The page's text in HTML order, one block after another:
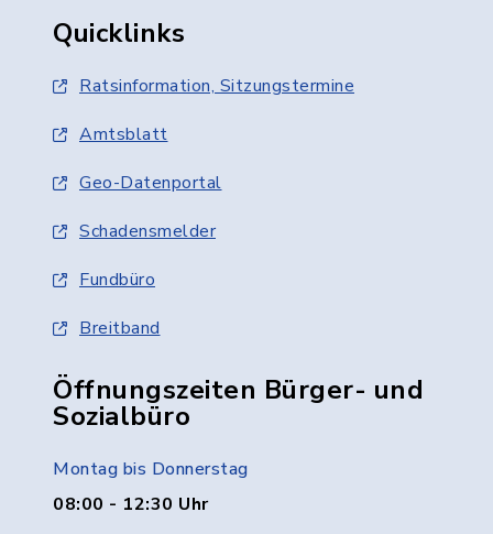
Quicklinks
Ratsinformation, Sitzungstermine
Amtsblatt
Geo-Datenportal
Schadensmelder
Fundbüro
Breitband
Öffnungszeiten Bürger- und
Sozialbüro
Montag bis Donnerstag
08:00 - 12:30 Uhr